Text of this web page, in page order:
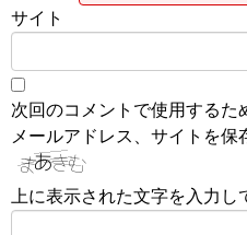
サイト
次回のコメントで使用するた
メールアドレス、サイトを保
上に表示された文字を入力し